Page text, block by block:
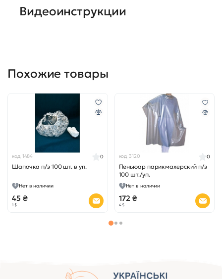
Видеоинструкции
Похожие товары
код 1484
Шапочка п/э 100 шт. в уп.
0
Нет в наличии
45 ₴
1 $
код 3120
Пеньюар парикмахерский п/э
100 шт./уп.
0
Нет в наличии
172 ₴
4 $